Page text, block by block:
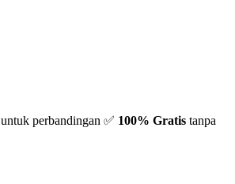
untuk perbandingan ✅ 100% Gratis tanpa